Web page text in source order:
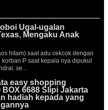
Ugal-ugalan
Mengaku Anak
hitam) saat adu cekcok dengan
korban P saat kepala nya dipukul
se...
easy shopping
BOX 6688 Slipi Jakarta
hadiah kepada yang